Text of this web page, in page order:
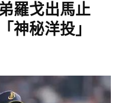
羅戈出馬止
神秘洋投」